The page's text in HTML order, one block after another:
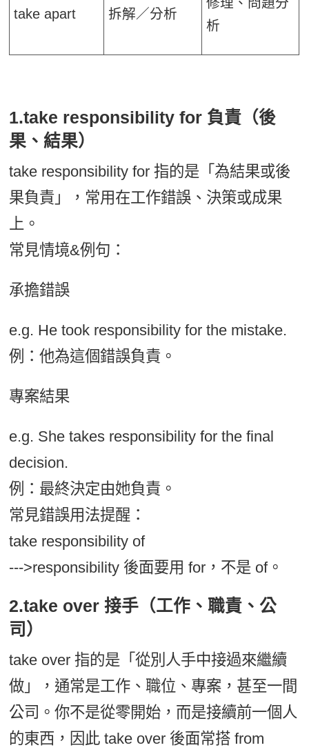
take apart 拆解／分析
析
1.take responsibility for 負責（後
果、結果）
take responsibility for 指的是「為結果或後
果負責」，常用在工作錯誤、決策或成果
上。
常見情境&例句：
承擔錯誤
e.g. He took responsibility for the mistake.
例：他為這個錯誤負責。
專案結果
e.g. She takes responsibility for the final
decision.
例：最終決定由她負責。
常見錯誤用法提醒：
take responsibility of
--->responsibility 後面要用 for，不是 of。
2.take over 接手（工作、職責、公
司）
take over 指的是「從別人手中接過來繼續
做」，通常是工作、職位、專案，甚至一間
公司。你不是從零開始，而是接續前一個人
的東西，因此 take over 後面常搭 from